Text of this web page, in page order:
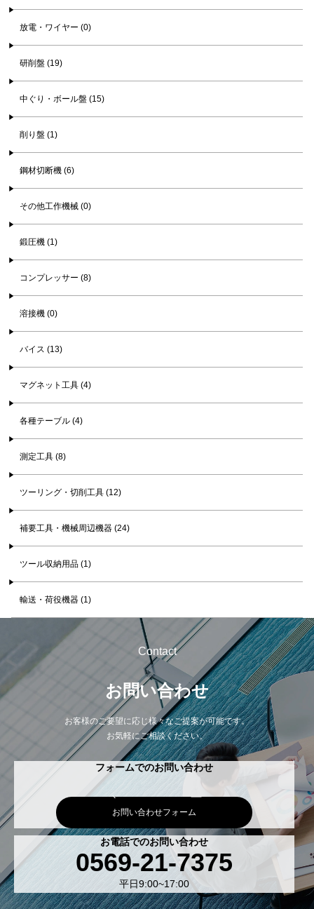
放電・ワイヤー (0)
研削盤 (19)
中ぐり・ボール盤 (15)
削り盤 (1)
鋼材切断機 (6)
その他工作機械 (0)
鍛圧機 (1)
コンプレッサー (8)
溶接機 (0)
バイス (13)
マグネット工具 (4)
各種テーブル (4)
測定工具 (8)
ツーリング・切削工具 (12)
補要工具・機械周辺機器 (24)
ツール収納用品 (1)
輸送・荷役機器 (1)
Contact
お問い合わせ
お客様のご要望に応じ様々なご提案が可能です。
お気軽にご相談ください。
フォームでのお問い合わせ
お問い合わせフォーム
お電話でのお問い合わせ
0569-21-7375
平日9:00~17:00